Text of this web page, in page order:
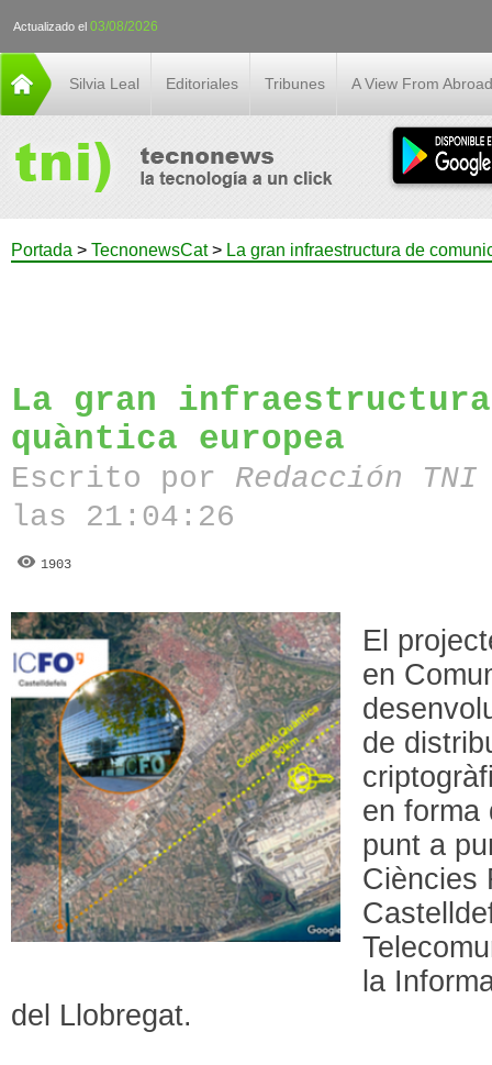
Actualizado el 03/08/2026
Silvia Leal Editoriales Tribunes A View From Abroad
Portada > TecnonewsCat > La gran infraestructura de
La gran infraestructura
quàntica europea
Escrito por Redacción
las 21:04:26
1903
El
en
de
en forma
punt a
Ciències
la
del Llobregat.